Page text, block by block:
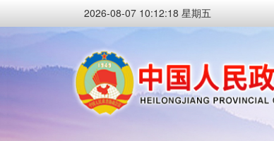
2026-08-07 10:12:18 星期五